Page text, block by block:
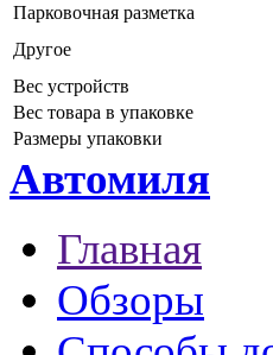
Парковочная разметка
Другое
Вес устройств
Вес товара в упаковке
Размеры упаковки
Автомиля
Главная
Обзоры